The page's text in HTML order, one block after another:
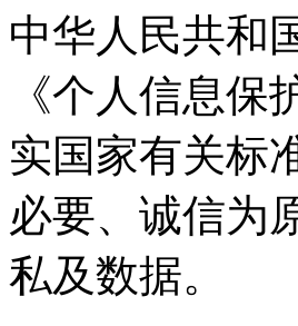
中华人民共和
《个人信息
实国家有关标
必要、诚信为
私及数据。